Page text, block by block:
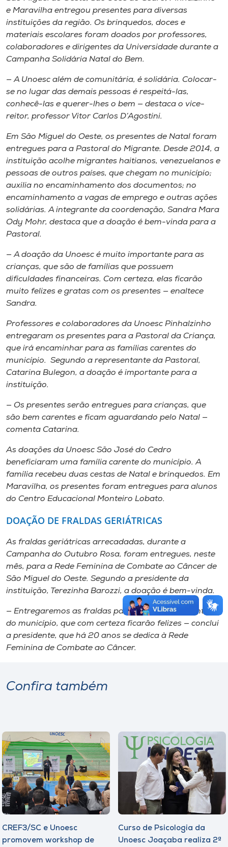
Selecione
e Maravilha entregou presentes para diversas
instituições da região. Os brinquedos, doces e
materiais escolares foram doados por professores,
colaboradores e dirigentes da Universidade durante a
Campanha Solidária Natal do Bem.
— A Unoesc além de comunitária, é solidária. Colocar-
se no lugar das demais pessoas é respeitá-las,
conhecê-las e querer-lhes o bem — destaca o vice-
reitor, professor Vitor Carlos D’Agostini.
Em São Miguel do Oeste, os presentes de Natal foram
entregues para a Pastoral do Migrante. Desde 2014, a
instituição acolhe migrantes haitianos, venezuelanos e
pessoas de outros países, que chegam no município;
auxilia no encaminhamento dos documentos; no
encaminhamento a vagas de emprego e outras ações
solidárias. A integrante da coordenação, Sandra Mara
Ody Mohr, destaca que a doação é bem-vinda para a
Pastoral.
— A doação da Unoesc é muito importante para as
crianças, que são de famílias que possuem
dificuldades financeiras. Com certeza, elas ficarão
muito felizes e gratas com os presentes — enaltece
Sandra.
Professores e colaboradores da Unoesc Pinhalzinho
entregaram os presentes para a Pastoral da Criança,
que irá encaminhar para as famílias carentes do
município. Segundo a representante da Pastoral,
Catarina Bulegon, a doação é importante para a
instituição.
— Os presentes serão entregues para crianças, que
são bem carentes e ficam aguardando pelo Natal —
comenta Catarina.
As doações da Unoesc São José do Cedro
beneficiaram uma família carente do município. A
família recebeu duas cestas de Natal e brinquedos. Em
Maravilha, os presentes foram entregues para alunos
do Centro Educacional Monteiro Lobato.
DOAÇÃO DE FRALDAS GERIÁTRICAS
As fraldas geriátricas arrecadadas, durante a
Campanha do Outubro Rosa, foram entregues, neste
mês, para a Rede Feminina de Combate ao Câncer de
São Miguel do Oeste. Segundo a presidente da
instituição, Terezinha Barozzi, a doação é bem-vinda.
— Entregaremos as fraldas para as famílias carentes
do município, que com certeza ficarão felizes — conclui
a presidente, que há 20 anos se dedica à Rede
Feminina de Combate ao Câncer.
Confira também
CREF3/SC e Unoesc
promovem workshop de
Curso de Psicologia da
Unoesc Joaçaba realiza 2ª